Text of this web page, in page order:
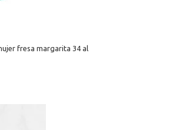
fresa margarita 34 al